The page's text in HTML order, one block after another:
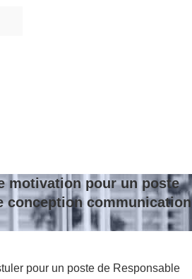
motivation pour un poste
conception communication
pour un poste de Responsable